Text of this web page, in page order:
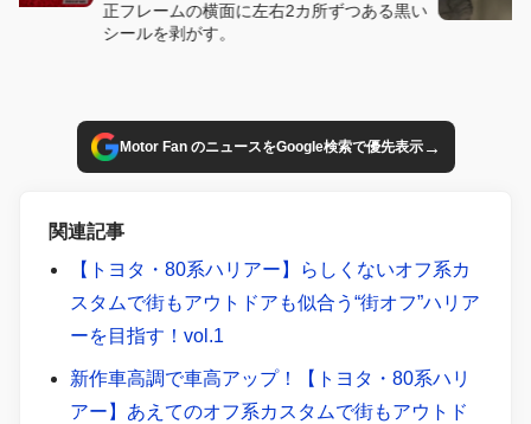
正フレームの横面に左右2カ所ずつある黒い
シールを剥がす。
Motor Fan のニュースをGoogle検索で優先表示→
関連記事
【トヨタ・80系ハリアー】らしくないオフ系カ
スタムで街もアウトドアも似合う“街オフ”ハリア
ーを目指す！vol.1
新作車高調で車高アップ！【トヨタ・80系ハリ
アー】あえてのオフ系カスタムで街もアウトド